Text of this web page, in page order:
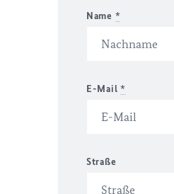
Name *
E-Mail *
Straße